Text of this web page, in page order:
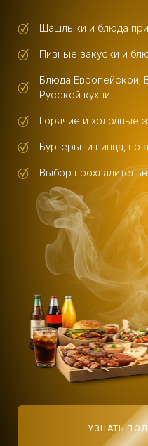
Шашлыки и блюда
Пивные закуски и
Блюда Европейской,
Русской кухни
Горячие и холодные
Бургеры и пицца, по
Выбор
УЗНАТЬ